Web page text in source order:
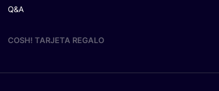
Q&A
COSH! TARJETA REGALO